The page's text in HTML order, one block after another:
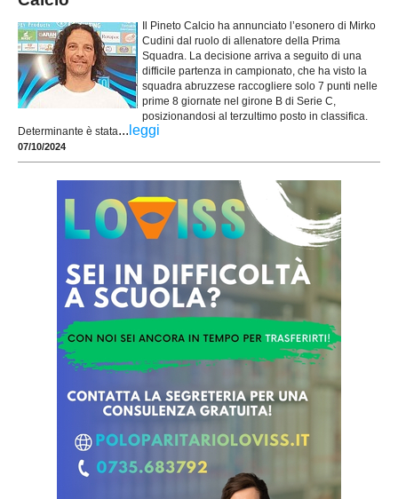
Il Pineto Calcio ha annunciato l’esonero di Mirko
Cudini dal ruolo di allenatore della Prima
Squadra. La decisione arriva a seguito di una
difficile partenza in campionato, che ha visto la
squadra abruzzese raccogliere solo 7 punti nelle
prime 8 giornate nel girone B di Serie C,
posizionandosi al terzultimo posto in classifica.
Determinante è stata... leggi
07/10/2024